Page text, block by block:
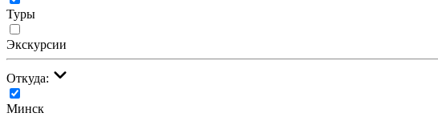
Туры
Экскурсии
Откуда:
Минск